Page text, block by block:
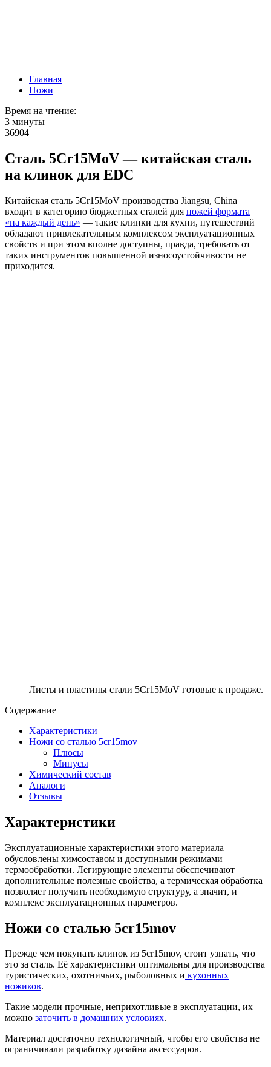
Главная
Ножи
Время на чтение:
3 минуты
36904
Сталь 5Cr15MoV — китайская сталь
на клинок для EDC
Китайская сталь 5Cr15MoV производства Jiangsu, China
входит в категорию бюджетных сталей для ножей формата
«на каждый день» — такие клинки для кухни, путешествий
обладают привлекательным комплексом эксплуатационных
свойств и при этом вполне доступны, правда, требовать от
таких инструментов повышенной износоустойчивости не
приходится.
Листы и пластины стали 5Cr15MoV готовые к продаже.
Содержание
Характеристики
Ножи со сталью 5cr15mov
Плюсы
Минусы
Химический состав
Аналоги
Отзывы
Характеристики
Эксплуатационные характеристики этого материала
обусловлены химсоставом и доступными режимами
термообработки. Легирующие элементы обеспечивают
дополнительные полезные свойства, а термическая обработка
позволяет получить необходимую структуру, а значит, и
комплекс эксплуатационных параметров.
Ножи со сталью 5cr15mov
Прежде чем покупать клинок из 5cr15mov, стоит узнать, что
это за сталь. Её характеристики оптимальны для производства
туристических, охотничьих, рыболовных и кухонных
ножиков.
Такие модели прочные, неприхотливые в эксплуатации, их
можно заточить в домашних условиях.
Материал достаточно технологичный, чтобы его свойства не
ограничивали разработку дизайна аксессуаров.